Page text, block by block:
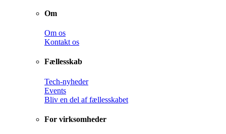
Om
Om os
Kontakt os
Fællesskab
Tech-nyheder
Events
Bliv en del af fællesskabet
For virksomheder